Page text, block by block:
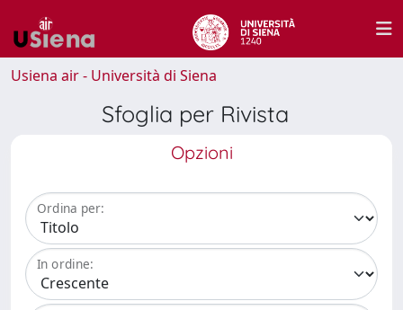
Usiena air - Università di Siena
Sfoglia per Rivista
Opzioni
Ordina per:
In ordine: